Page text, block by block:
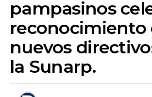
pampasinos
reconocimiento
nuevos
la Sunarp.